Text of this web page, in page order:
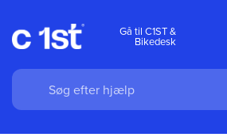
Gå til C1ST &
Bikedesk